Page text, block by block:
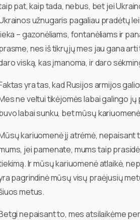
pat, kaip tada, nebus, bet jei
užnugaris pagaliau pradėtų
– gazonėliams, fontanėliams ir
nes iš tikrųjų mes jau gana
viską, kas įmanoma, ir daro
yra tas, kad Rusijos armijos
ne veltui tikėjomės labai galingo
labai sunku, bet mūsų
kariuomenė jį atrėmė, nepaisant
jei pamenate, mums taip
Ir mūsų kariuomenė atlaikė,
pagrindinė mūsų visų praėjusių
metus.
nepaisant to, mes atsilaikėme